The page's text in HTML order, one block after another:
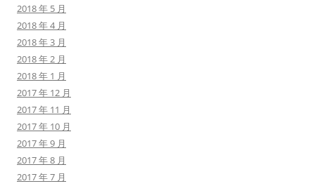
2018 年 5 月
2018 年 4 月
2018 年 3 月
2018 年 2 月
2018 年 1 月
2017 年 12 月
2017 年 11 月
2017 年 10 月
2017 年 9 月
2017 年 8 月
2017 年 7 月